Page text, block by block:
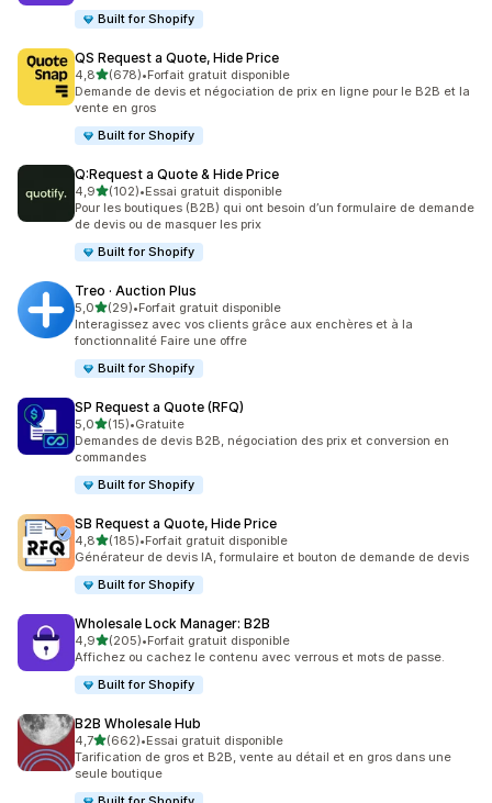
Built for Shopify
QS Request a Quote, Hide Price
4,8étoile(s) sur 5
(678)
678 avis au total
•Forfait gratuit disponible
Demande de devis et négociation de prix en ligne pour le B2B et la
vente en gros
Built for Shopify
Q:Request a Quote & Hide Price
4,9étoile(s) sur 5
(102)
102 avis au total
•Essai gratuit disponible
Pour les boutiques (B2B) qui ont besoin d’un formulaire de demande
de devis ou de masquer les prix
Built for Shopify
Treo · Auction Plus
5,0étoile(s) sur 5
(29)
29 avis au total
•Forfait gratuit disponible
Interagissez avec vos clients grâce aux enchères et à la
fonctionnalité Faire une offre
Built for Shopify
SP Request a Quote (RFQ)
5,0étoile(s) sur 5
(15)
15 avis au total
•Gratuite
Demandes de devis B2B, négociation des prix et conversion en
commandes
Built for Shopify
SB Request a Quote, Hide Price
4,8étoile(s) sur 5
(185)
185 avis au total
•Forfait gratuit disponible
Générateur de devis IA, formulaire et bouton de demande de devis
Built for Shopify
Wholesale Lock Manager: B2B
4,9étoile(s) sur 5
(205)
205 avis au total
•Forfait gratuit disponible
Affichez ou cachez le contenu avec verrous et mots de passe.
Built for Shopify
B2B Wholesale Hub
4,7étoile(s) sur 5
(662)
662 avis au total
•Essai gratuit disponible
Tarification de gros et B2B, vente au détail et en gros dans une
seule boutique